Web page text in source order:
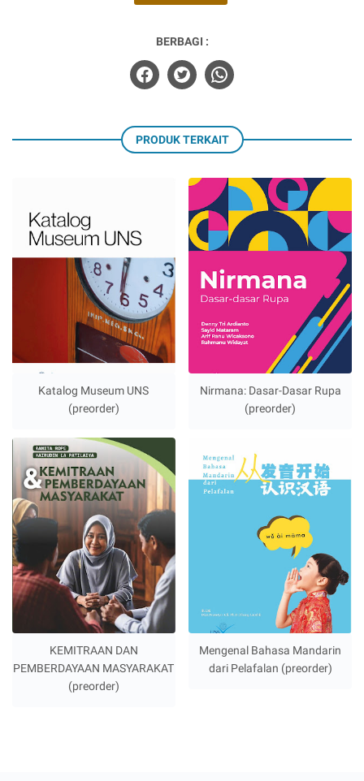
BERBAGI :
PRODUK TERKAIT
Katalog Museum UNS
(preorder)
Nirmana: Dasar-Dasar Rupa
(preorder)
KEMITRAAN DAN
PEMBERDAYAAN MASYARAKAT
(preorder)
Mengenal Bahasa Mandarin
dari Pelafalan (preorder)